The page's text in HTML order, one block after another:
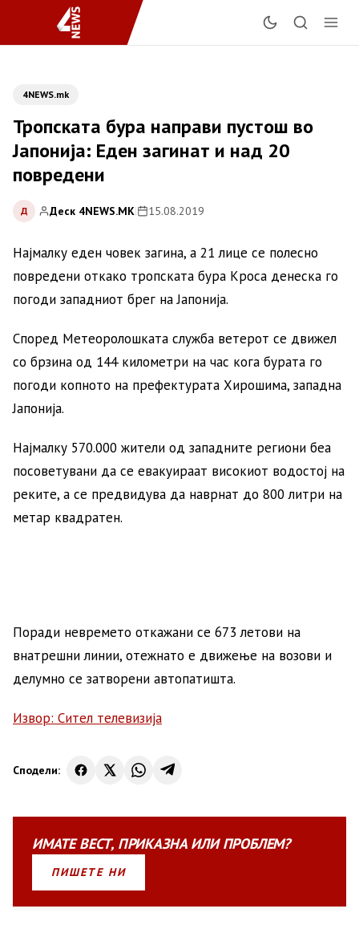
4NEWS.mk
Тропската бура направи пустош во
Јапонија: Еден загинат и над 20
повредени
Д Деск 4NEWS.MK| 15.08.2019
Најмалку еден човек загина, а 21 лице се полесно
повредени откако тропската бура Кроса денеска го
погоди западниот брег на Јапонија.
Според Метеоролошката служба ветерот се движел
со брзина од 144 километри на час кога бурата го
погоди копното на префектурата Хирошима, западна
Јапонија.
Најмалку 570.000 жители од западните региони беа
посоветувани да се евакуираат високиот водостој на
реките, а се предвидува да наврнат до 800 литри на
метар квадратен.
Поради невремето откажани се 673 летови на
внатрешни линии, отежнато е движење на возови и
делумно се затворени автопатишта.
Извор: Сител телевизија
Сподели:
ИМАТЕВЕСТ, ПРИКАЗНАИЛИПРОБЛЕМ?
ПИШЕТЕ НИ